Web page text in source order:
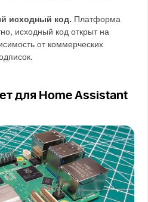
исходный код. Платформа
исходный код открыт на
от коммерческих
для Home Assistant